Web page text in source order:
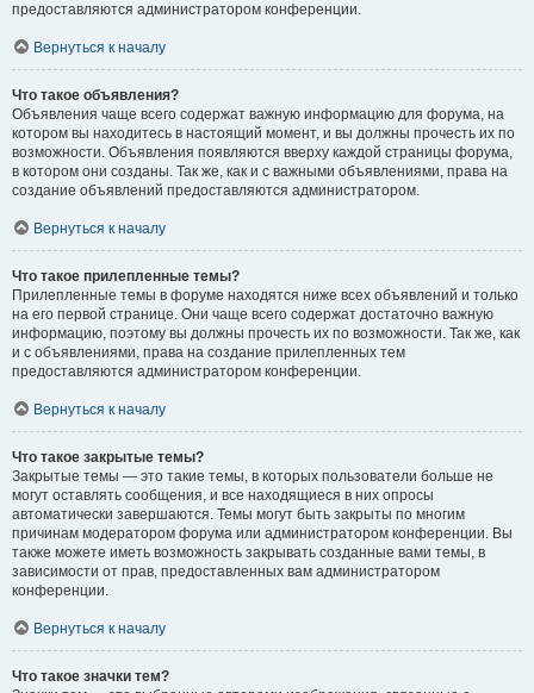
предоставляются администратором конференции.
Вернуться к началу
Что такое объявления?
Объявления чаще всего содержат важную информацию для форума, на
котором вы находитесь в настоящий момент, и вы должны прочесть их по
возможности. Объявления появляются вверху каждой страницы форума,
в котором они созданы. Так же, как и с важными объявлениями, права на
создание объявлений предоставляются администратором.
Вернуться к началу
Что такое прилепленные темы?
Прилепленные темы в форуме находятся ниже всех объявлений и только
на его первой странице. Они чаще всего содержат достаточно важную
информацию, поэтому вы должны прочесть их по возможности. Так же, как
и с объявлениями, права на создание прилепленных тем
предоставляются администратором конференции.
Вернуться к началу
Что такое закрытые темы?
Закрытые темы — это такие темы, в которых пользователи больше не
могут оставлять сообщения, и все находящиеся в них опросы
автоматически завершаются. Темы могут быть закрыты по многим
причинам модератором форума или администратором конференции. Вы
также можете иметь возможность закрывать созданные вами темы, в
зависимости от прав, предоставленных вам администратором
конференции.
Вернуться к началу
Что такое значки тем?